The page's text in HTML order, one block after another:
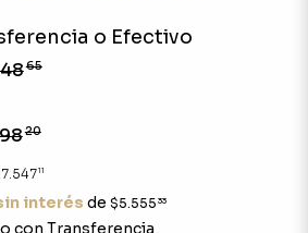
o Efectivo
65
20
11
interés de $5.555 33
con Transferencia